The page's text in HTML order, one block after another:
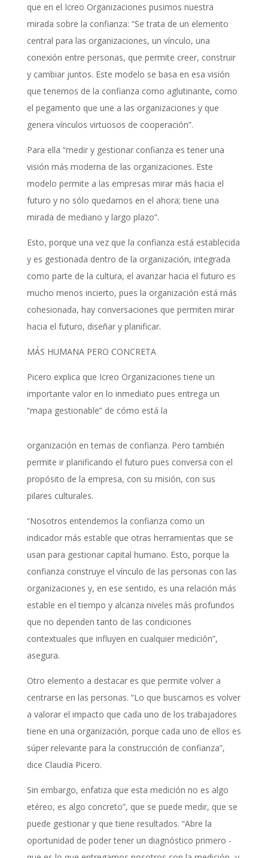
que en el Icreo Organizaciones pusimos nuestra
mirada sobre la confianza: “Se trata de un elemento
central para las organizaciones, un vínculo, una
conexión entre personas, que permite creer, construir
y cambiar juntos. Este modelo se basa en esa visión
que tenemos de la confianza como aglutinante, como
el pegamento que une a las organizaciones y que
genera vínculos virtuosos de cooperación”.
Para ella “medir y gestionar confianza es tener una
visión más moderna de las organizaciones. Este
modelo permite a las empresas mirar más hacia el
futuro y no sólo quedarnos en el ahora; tiene una
mirada de mediano y largo plazo”.
Esto, porque una vez que la confianza está establecida
y es gestionada dentro de la organización, integrada
como parte de la cultura, el avanzar hacia el futuro es
mucho menos incierto, pues la organización está más
cohesionada, hay conversaciones que permiten mirar
hacia el futuro, diseñar y planificar.
MÁS HUMANA PERO CONCRETA
Picero explica que Icreo Organizaciones tiene un
importante valor en lo inmediato pues entrega un
“mapa gestionable” de cómo está la
organización en temas de confianza. Pero también
permite ir planificando el futuro pues conversa con el
propósito de la empresa, con su misión, con sus
pilares culturales.
“Nosotros entendemos la confianza como un
indicador más estable que otras herramientas que se
usan para gestionar capital humano. Esto, porque la
confianza construye el vínculo de las personas con las
organizaciones y, en ese sentido, es una relación más
estable en el tiempo y alcanza niveles más profundos
que no dependen tanto de las condiciones
contextuales que influyen en cualquier medición”,
asegura.
Otro elemento a destacar es que permite volver a
centrarse en las personas. “Lo que buscamos es volver
a valorar el impacto que cada uno de los trabajadores
tiene en una organización, porque cada uno de ellos es
súper relevante para la construcción de confianza”,
dice Claudia Picero.
Sin embargo, enfatiza que esta medición no es algo
etéreo, es algo concreto”, que se puede medir, que se
puede gestionar y que tiene resultados. “Abre la
oportunidad de poder tener un diagnóstico primero -